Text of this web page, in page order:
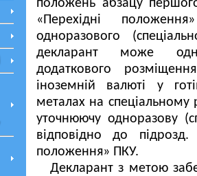
положень абзацу
«Перехідні
одноразового
декларант може
додаткового
іноземній валюті у
металах на спеціальному
уточнюючу одноразову
відповідно до
положення» ПКУ.
Декларант з метою